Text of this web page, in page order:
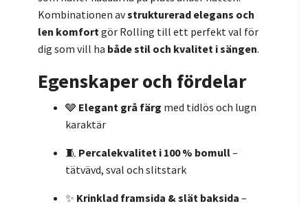
Kombinationen avstrukturerad elegans och
len komfort gör Rolling till ett perfekt val för
dig som vill ha både stil och kvalitet i sängen.
Egenskaper och fördelar
🩶 Elegant grå färg med tidlös och lugn
karaktär
🧵 Percalekvalitet i 100 % bomull–
tätvävd, sval och slitstark
✨ Krinklad framsida & slät baksida –